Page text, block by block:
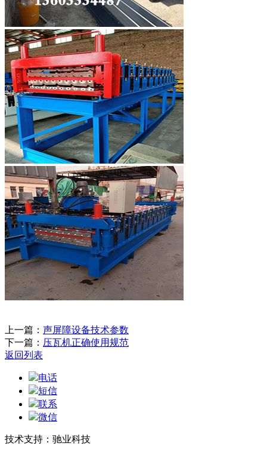
上一篇： 声屏障设备技术参数
下一篇： 压瓦机正确使用规范
返回列表
电话
短信
联系
微信
技术支持：驰业科技